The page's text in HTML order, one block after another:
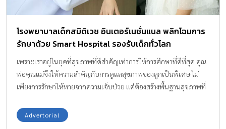
โรงพยาบาลเด็กสมิติเวช อินเตอร์เนชั่นแนล พลิกโฉมการ
รักษาด้วย Smart Hospital รองรับเด็กทั่วโลก
เพราะเราอยู่ในยุคที่สุขภาพที่ดีสำคัญเท่าการให้การศึกษาที่ดีที่สุด คุณ
พ่อคุณแม่จึงให้ความสำคัญกับการดูแลสุขภาพของลูกเป็นพิเศษ ไม่
เพียงการรักษาให้หายจากความเจ็บป่วย แต่ต้องสร้างพื้นฐานสุขภาพที่
ดูแลสุขภาพเด็กอย่างยั่งยืน เพื่อให้ลูกกลับมาแข็งแรงโดยเร็ว พร้อม
เรียนรู้และทำกิจกรรมต่างๆ สมวัย โรงพยาบาลสมิติเวชจึงเดินหน้าเต็ม
Advertorial